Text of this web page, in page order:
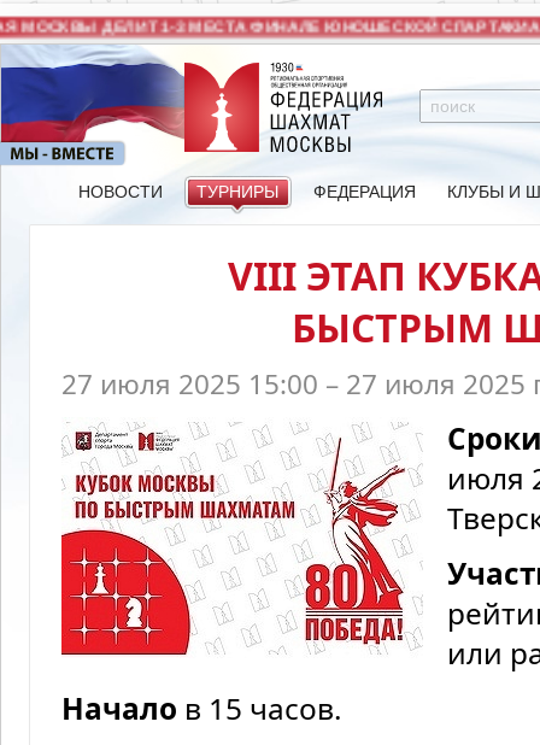
МОСКВЫ ДЕЛИТ 1-3 МЕСТА ФИНАЛЕ ЮНОШЕСКОЙ
НОВОСТИ ТУРНИРЫ ФЕДЕРАЦИЯ КЛУБЫ И
VIII ЭТАП
БЫСТРЫМ
27 июля 2025 15:00 – 27 июля 2025
июля
или
Начало в 15 часов.